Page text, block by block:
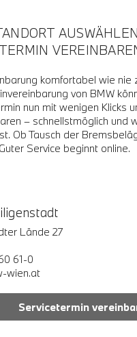
komfortabel wie nie
von BMW
nun mit wenigen Klicks
– schnellstmöglich und
Ob Tausch der
Service beginnt online.
Lände 27
61-0
wien.at
Servicetermin